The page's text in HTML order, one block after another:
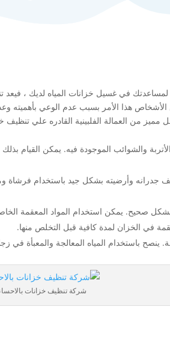
لمساعدتك في غسيل خزانات المياه لديك ، فيعد
الأشخاص هذا الأمر بسبب عدم الوعي
مميز من العمالة الفلبينية القادره علي
والشوائب الموجودة فيه. يمكن
جدرانه وأرضيته بشكل جيد باستخدام
صحيح. يمكن استخدام المواد المعقمة
في الخزان لمدة كافية قبل التخلص منها.
ينصح باستخدام المياه المعالجة والمعبأة
شركة تنظيف خزانات